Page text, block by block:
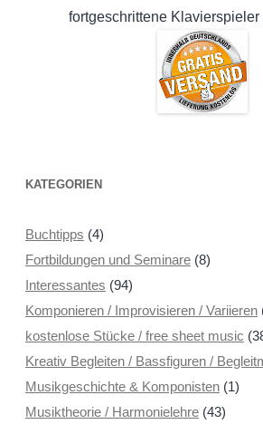
fortgeschrittene Klavierspieler
KATEGORIEN
Buchtipps (4)
Fortbildungen und Seminare(8)
Interessantes (94)
Komponieren / Improvisieren / Variieren
kostenlose Stücke / free sheet music
Kreativ Begleiten / Bassfiguren /
Musikgeschichte & Komponisten(1)
Musiktheorie / Harmonielehre(43)